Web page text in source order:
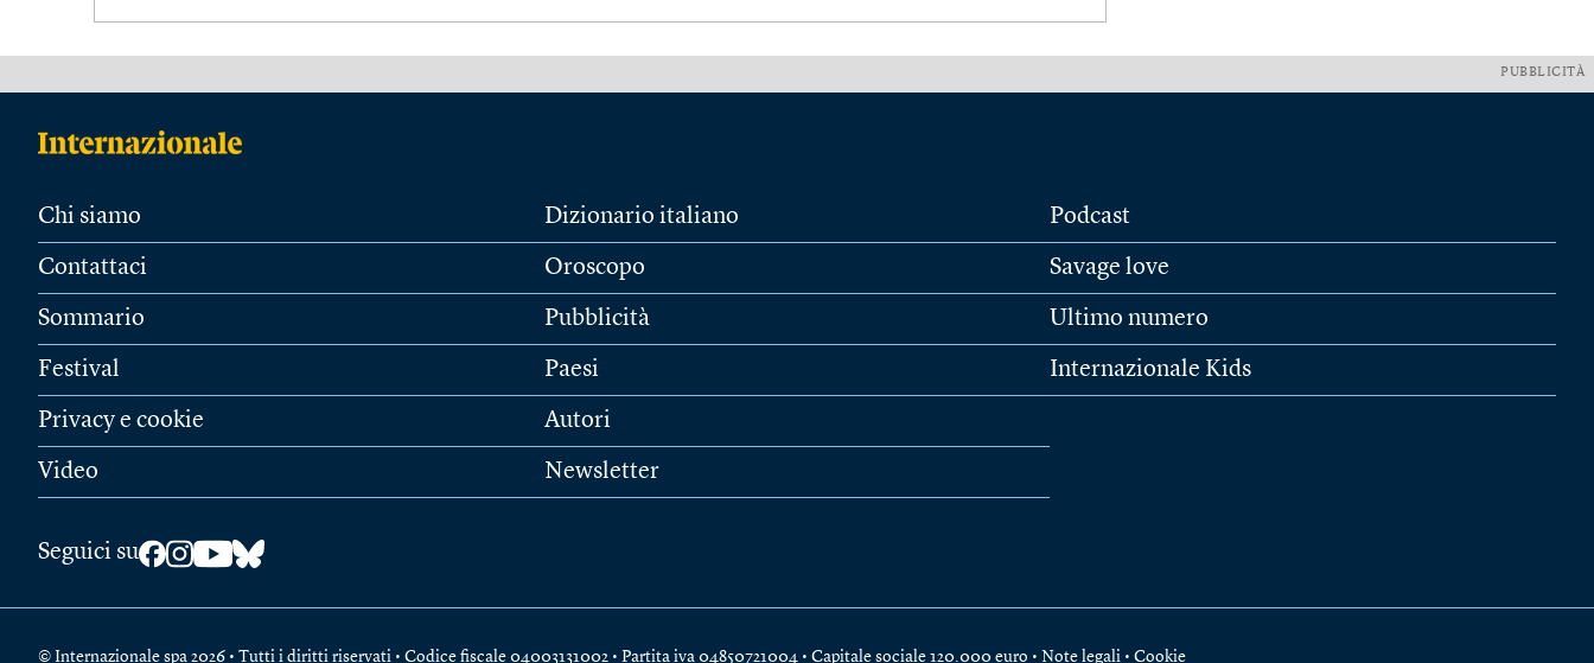
PUBBLICITÀ
Chi siamo
Contattaci
Sommario
Festival
Privacy e cookie
Video
Dizionario italiano
Oroscopo
Pubblicità
Paesi
Autori
Newsletter
Podcast
Savage love
Ultimo numero
Internazionale Kids
Seguici su
© Internazionale spa 2026 • Tutti i diritti riservati • Codice fiscale 04003131002 • Partita iva 04850721004 • Capitale sociale 120.000 euro • Note legali • Cookie